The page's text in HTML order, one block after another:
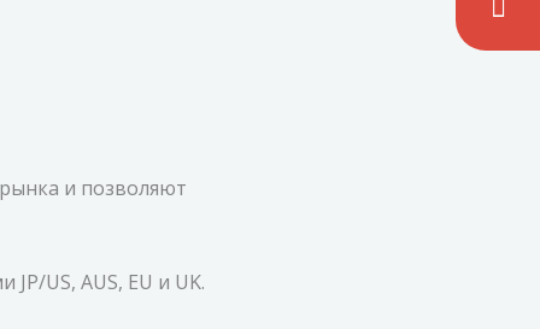
и позволяют
US, AUS, EU и UK.